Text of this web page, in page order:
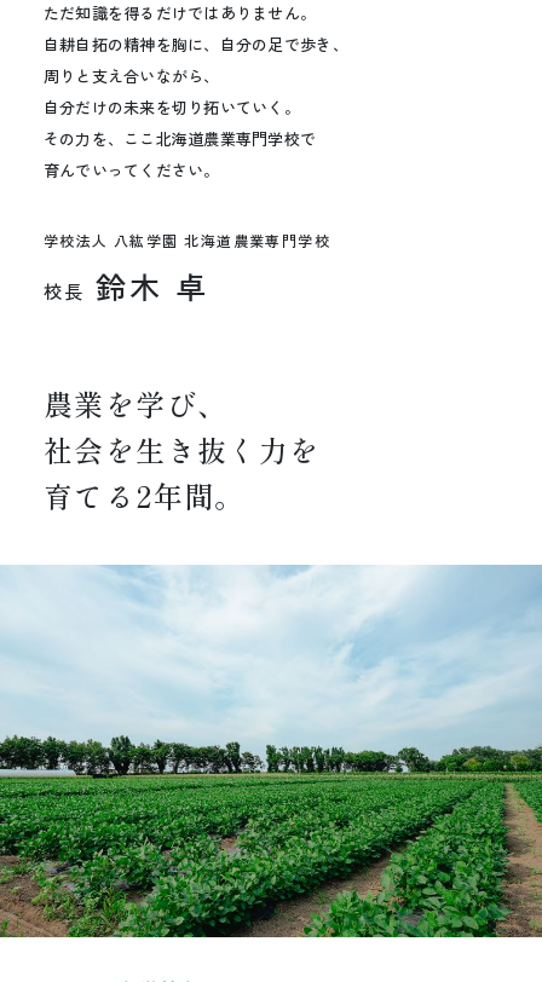
ただ知識を得るだけではありません。
自耕自拓の精神を胸に、自分の足で歩き、
周りと支え合いながら、
自分だけの未来を切り拓いていく。
その力を、ここ北海道農業専門学校で
育んでいってください。
学校法人 八紘学園 北海道農業専門学校
校長 鈴木 卓
農業を学び、
社会を生き抜く力を
育てる2年間。